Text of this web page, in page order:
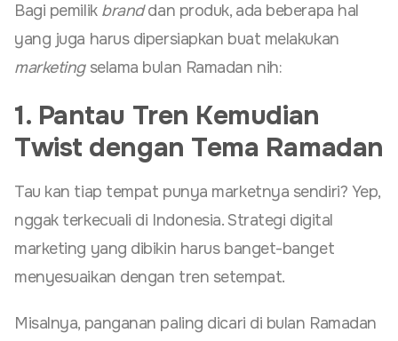
Bagi pemilik branddan produk, ada beberapa hal
yang juga harus dipersiapkan buat melakukan
marketingselama bulan Ramadan nih:
1. Pantau Tren Kemudian
Twist dengan Tema Ramadan
Tau kan tiap tempat punya marketnya sendiri? Yep,
nggak terkecuali di Indonesia. Strategi digital
marketing yang dibikin harus banget-banget
menyesuaikan dengan tren setempat.
Misalnya, panganan paling dicari di bulan Ramadan